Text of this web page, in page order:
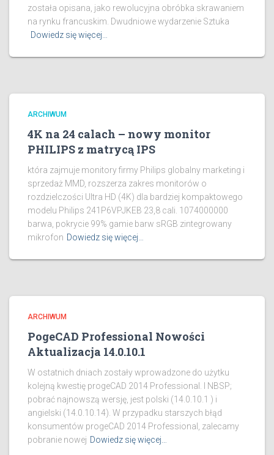
została opisana, jako rewolucyjna obróbka skrawaniem
na rynku francuskim. Dwudniowe wydarzenie Sztuka
Dowiedz się więcej…
ARCHIWUM
4K na 24 calach – nowy monitor
PHILIPS z matrycą IPS
która zajmuje monitory firmy Philips globalny marketing i
sprzedaż MMD, rozszerza zakres monitorów o
rozdzielczości Ultra HD (4K) dla bardziej kompaktowego
modelu Philips 241P6VPJKEB 23,8 cali. 1074000000
barwa, pokrycie 99% gamie barw sRGB zintegrowany
mikrofon Dowiedz się więcej…
ARCHIWUM
PogeCAD Professional Nowości
Aktualizacja 14.0.10.1
W ostatnich dniach zostały wprowadzone do użytku
kolejną kwestię progeCAD 2014 Professional. I NBSP;
pobrać najnowszą wersję, jest polski (14.0.10.1 ) i
angielski (14.0.10.14). W przypadku starszych błąd
konsumentów progeCAD 2014 Professional, zalecamy
pobranie nowej Dowiedz się więcej…